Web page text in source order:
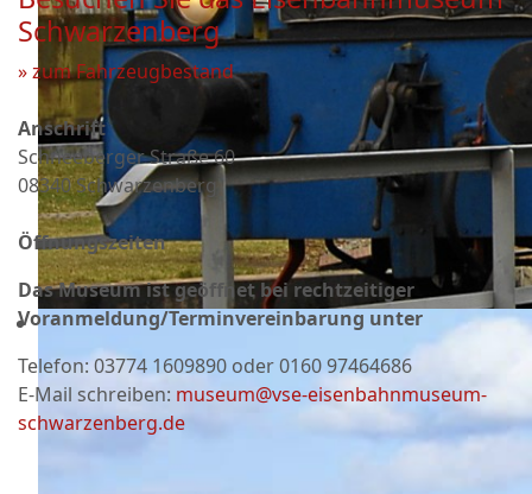
Schwarzenberg
» zum Fahrzeugbestand
Anschrift
Schneeberger Straße 60
08340 Schwarzenberg
Öffnungszeiten
Das Museum ist geöffnet bei rechtzeitiger
Voranmeldung/Terminvereinbarung unter
Telefon: 03774 1609890 oder 0160 97464686
E-Mail schreiben: museum@vse-eisenbahnmuseum-
schwarzenberg.de